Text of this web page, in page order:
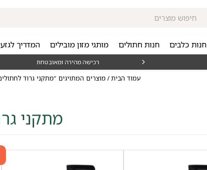
חנות כלבים חנות חתולים מותגי מזון מובילים המדריך
רכישה מהירה ומאובטחת
עמוד הבית/ מוצרים המתויגים “מתקני גרוד
מתקני